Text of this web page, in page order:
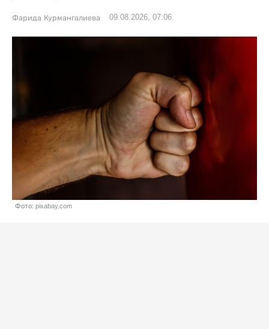
Фарида Курмангалиева 09.08.2026, 07:06
Фото: pixabay.com